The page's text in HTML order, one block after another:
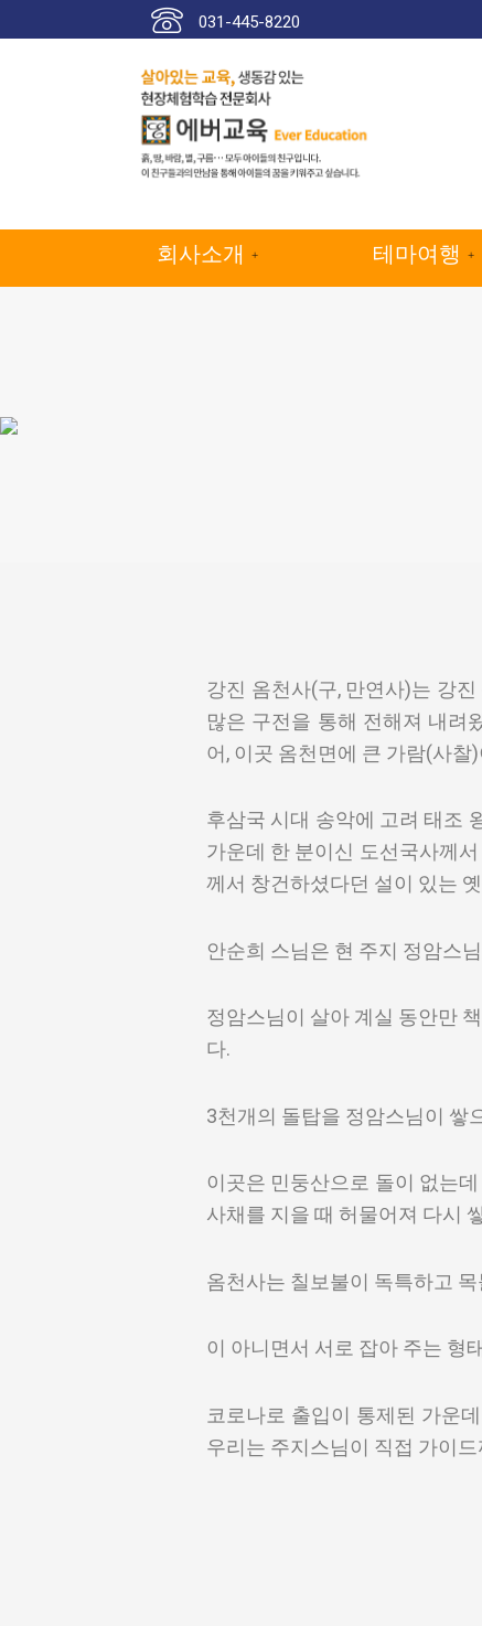
텐
031-445-8220
회사소개 테마여행
강진 옴천사(구, 만연사)는 강
많은 구전을 통해 전해져 내려
어, 이곳 옴천면에 큰 가람(사
후삼국 시대 송악에 고려 태조
가운데 한 분이신 도선국사께
께서 창건하셨다던 설이 있는
안순희 스님은 현 주지 정암스
정암스님이 살아 계실 동안만
다.
3천개의 돌탑을 정암스님이 쌓
이곳은 민둥산으로 돌이 없는
사채를 지을 때 허물어져 다시
옴천사는 칠보불이 독특하고
이 아니면서 서로 잡아 주는 형
코로나로 출입이 통제된 가운
우리는 주지스님이 직접 가이